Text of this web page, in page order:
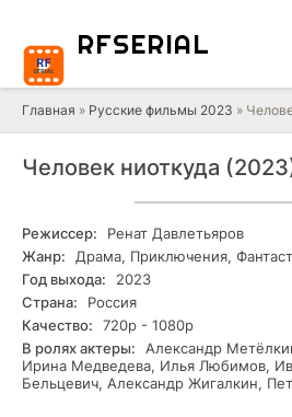
RFSERIAL
Главная » Русские фильмы 2023 »
Человек ниоткуда
Режиссер:
Ренат Давлетьяров
Жанр:
Драма, Приключения,
Год выхода:
2023
Страна:
Россия
Качество:
720р - 1080р
В ролях актеры:
Александр
Ирина Медведева, Илья Любимов,
Бельцевич, Александр Жигалкин,